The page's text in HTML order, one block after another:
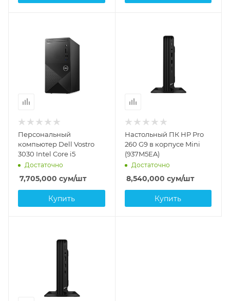
Персональный
компьютер Dell Vostro
3030 Intel Core i5
Достаточно
7,705,000 сум/шт
Купить
Настольный ПК HP Pro
260 G9 в корпусе Mini
(937M5EA)
Достаточно
8,540,000 сум/шт
Купить